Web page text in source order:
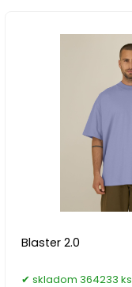
Blaster 2.0
skladom 364233 ks